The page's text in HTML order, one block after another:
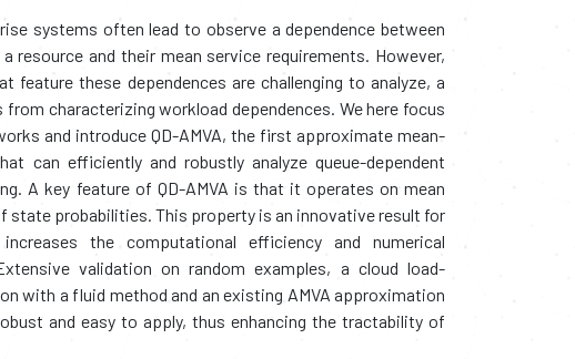
systems often lead to observe a dependence between
resource and their mean service requirements. However,
feature these dependences are challenging to analyze, a
characterizing workload dependences. We here focus
and introduce QD-AMVA, the first approximate mean-
can efficiently and robustly analyze queue-dependent
A key feature of QD-AMVA is that it operates on mean
state probabilities. This property is an innovative result for
the computational efficiency and numerical
validation on random examples, a cloud load-
with a fluid method and an existing AMVA approximation
and easy to apply, thus enhancing the tractability of